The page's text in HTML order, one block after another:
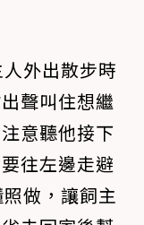
外出散步時
聲叫住想繼
意聽他接下
往左邊走避
做，讓飼主